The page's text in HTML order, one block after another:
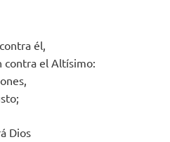
él,
contra el Altísimo:
Dios